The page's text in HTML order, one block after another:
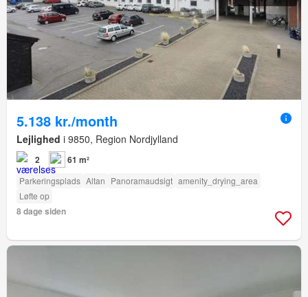
5.138 kr./month
Lejlighed i 9850, Region Nordjylland
2 61 m²
Parkeringsplads Altan Panoramaudsigt amenity_drying_area
Løfte op
8 dage siden